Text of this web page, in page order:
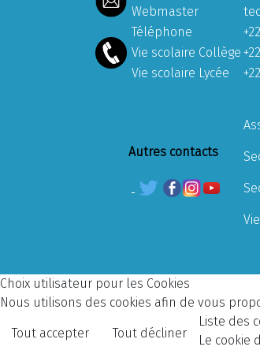
Webmaster
Téléphone
Vie scolaire Collège
Vie scolaire Lycée
Autres contacts
Choix utilisateur pour les Cookies
Nous utilisons des cookies afin de vous
Tout accepter Tout décliner
Liste des
Le cookie